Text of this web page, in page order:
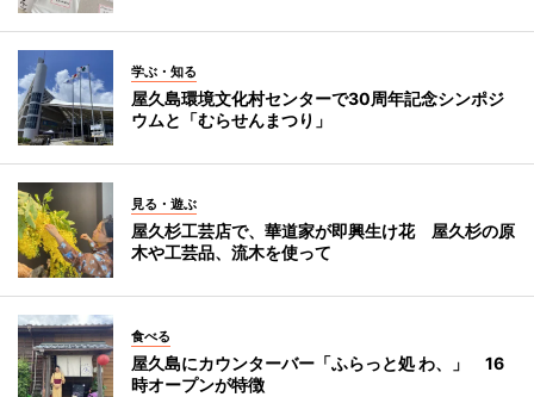
学ぶ・知る
屋久島環境文化村センターで30周年記念シンポジ
ウムと「むらせんまつり」
見る・遊ぶ
屋久杉工芸店で、華道家が即興生け花 屋久杉の原
木や工芸品、流木を使って
食べる
屋久島にカウンターバー「ふらっと処 わ、」 16
時オープンが特徴